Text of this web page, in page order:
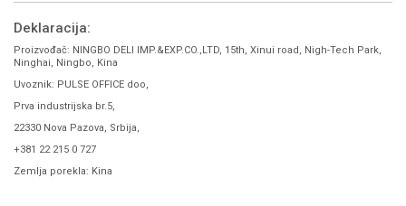
Deklaracija:
Proizvođač: NINGBO DELI IMP.&EXP.CO.,LTD, 15th, Xinui road, Nigh-Tech Park,
Ninghai, Ningbo, Kina
Uvoznik: PULSE OFFICE doo,
Prva industrijska br.5,
22330 Nova Pazova, Srbija,
+381 22 215 0 727
Zemlja porekla: Kina